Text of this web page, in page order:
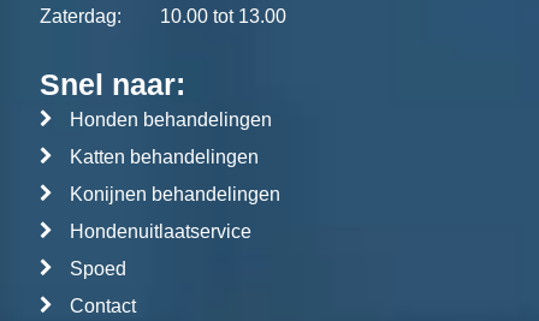
Zaterdag:
10.00 tot 13.00
Snel naar:
Honden behandelingen
Katten behandelingen
Konijnen behandelingen
Hondenuitlaatservice
Spoed
Contact